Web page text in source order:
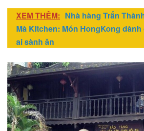
XEM THÊM: Nhà hàng Trấn
Mà Kitchen: Món HongKong dành
ai sành ăn